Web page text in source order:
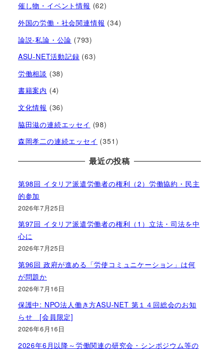
催し物・イベント情報 (62)
外国の労働・社会関連情報 (34)
論説-私論・公論 (793)
ASU-NET活動記録 (63)
労働相談 (38)
書籍案内 (4)
文化情報 (36)
脇田滋の連続エッセイ (98)
森岡孝二の連続エッセイ (351)
最近の投稿
第98回 イタリア派遣労働者の権利（2）労働協約・民主
的参加
2026年7月25日
第97回 イタリア派遣労働者の権利（1）立法・司法を中
心に
2026年7月25日
第96回 政府が進める「労使コミュニケーション」は何
が問題か
2026年7月16日
保護中: NPO法人働き方ASU-NET 第１４回総会のお知
らせ [会員限定]
2026年6月16日
2026年6月以降～労働関連の研究会・シンポジウム等の